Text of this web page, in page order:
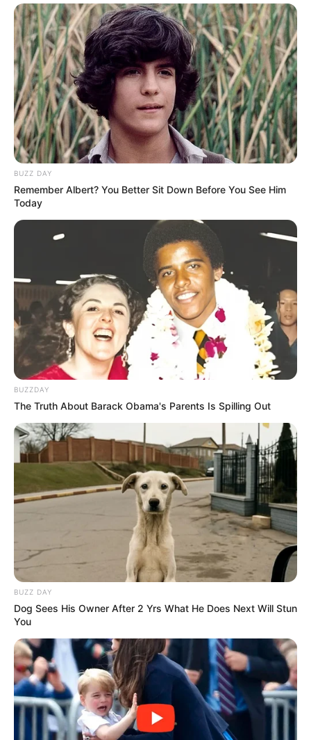
BUZZ DAY
Remember Albert? You Better Sit Down Before You See Him
Today
BUZZDAY
The Truth About Barack Obama's Parents Is Spilling Out
BUZZ DAY
Dog Sees His Owner After 2 Yrs What He Does Next Will Stun
You